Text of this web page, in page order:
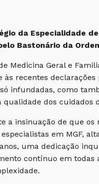
da Especialidade
Bastonário da
Medicina Geral e
às recentes
infundadas, como
qualidade dos cuidados
a insinuação de que
em MGF,
uma dedicação
contínuo em todas